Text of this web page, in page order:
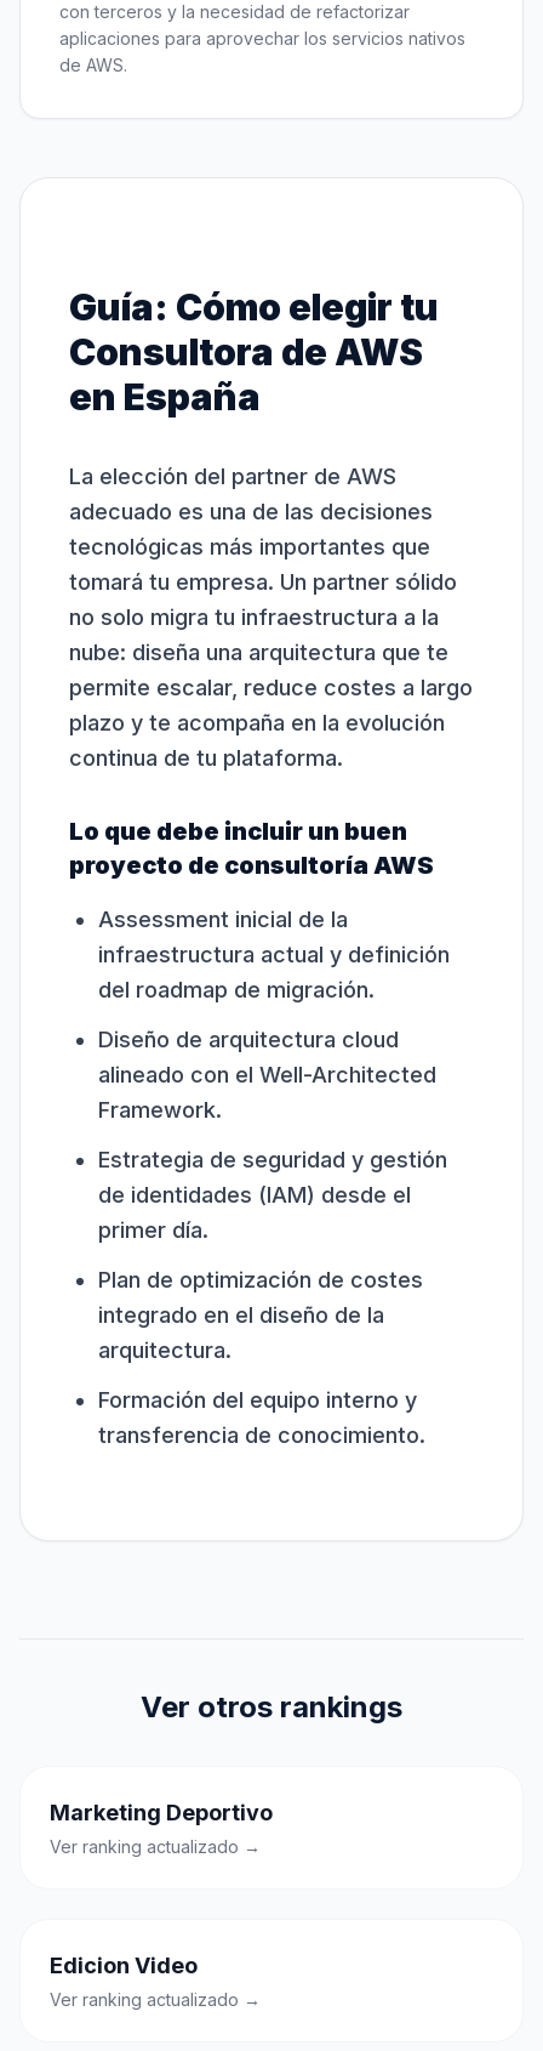
con terceros y la necesidad de refactorizar
aplicaciones para aprovechar los servicios nativos
de AWS.
Guía: Cómo elegir tu
Consultora de AWS
en España
La elección del partner de AWS
adecuado es una de las decisiones
tecnológicas más importantes que
tomará tu empresa. Un partner sólido
no solo migra tu infraestructura a la
nube: diseña una arquitectura que te
permite escalar, reduce costes a largo
plazo y te acompaña en la evolución
continua de tu plataforma.
Lo que debe incluir un buen
proyecto de consultoría AWS
Assessment inicial de la
infraestructura actual y definición
del roadmap de migración.
Diseño de arquitectura cloud
alineado con el Well-Architected
Framework.
Estrategia de seguridad y gestión
de identidades (IAM) desde el
primer día.
Plan de optimización de costes
integrado en el diseño de la
arquitectura.
Formación del equipo interno y
transferencia de conocimiento.
Ver otros rankings
Marketing Deportivo
Ver ranking actualizado →
Edicion Video
Ver ranking actualizado →